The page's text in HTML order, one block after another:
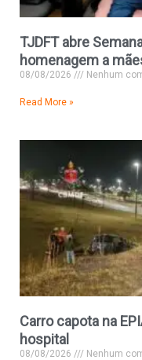
TJDFT abre
homenagem a
08/08/2026 Nenhum
Read More »
Carro capota na
hospital
08/08/2026 Nenhum